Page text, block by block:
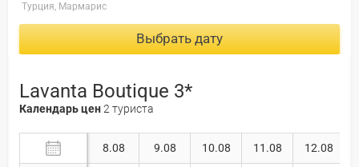
Турция, Мармарис
Выбрать дату
Lavanta Boutique 3*
Календарь цен2 туриста
8.08 9.08 10.08 11.08 12.08